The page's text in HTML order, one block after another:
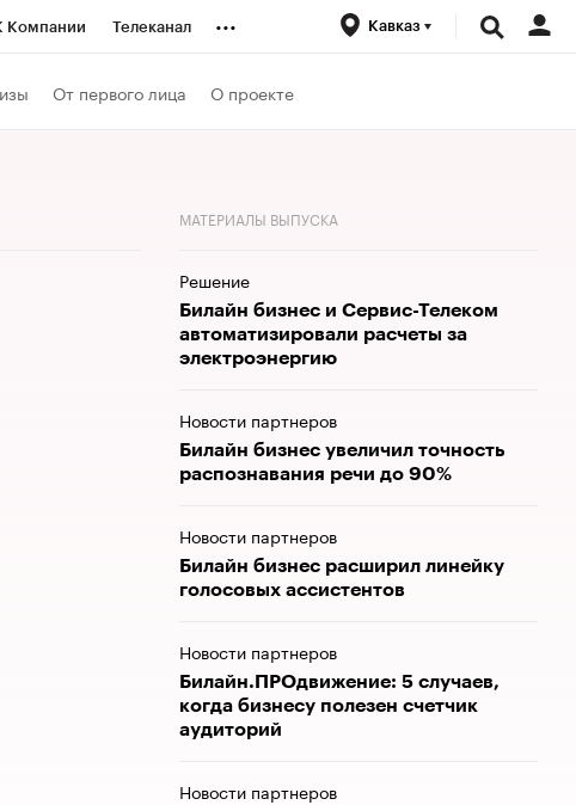
Компании Телеканал ... Кавказ
От первого лица О проекте
МАТЕРИАЛЫ ВЫПУСКА
Решение
Билайн бизнес и Сервис-Телеком
автоматизировали расчеты за
электроэнергию
Новости партнеров
Билайн бизнес увеличил точность
распознавания речи до 90%
Новости партнеров
Билайн бизнес расширил линейку
голосовых ассистентов
Новости партнеров
Билайн.ПРОдвижение: 5 случаев,
когда бизнесу полезен счетчик
аудиторий
Новости партнеров